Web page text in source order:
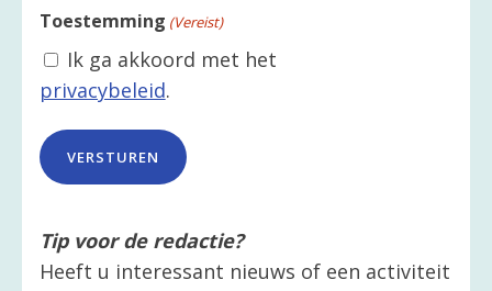
Toestemming (Vereist)
Ik ga akkoord met het
privacybeleid.
Tip voor de redactie?
Heeft u interessant nieuws of een activiteit